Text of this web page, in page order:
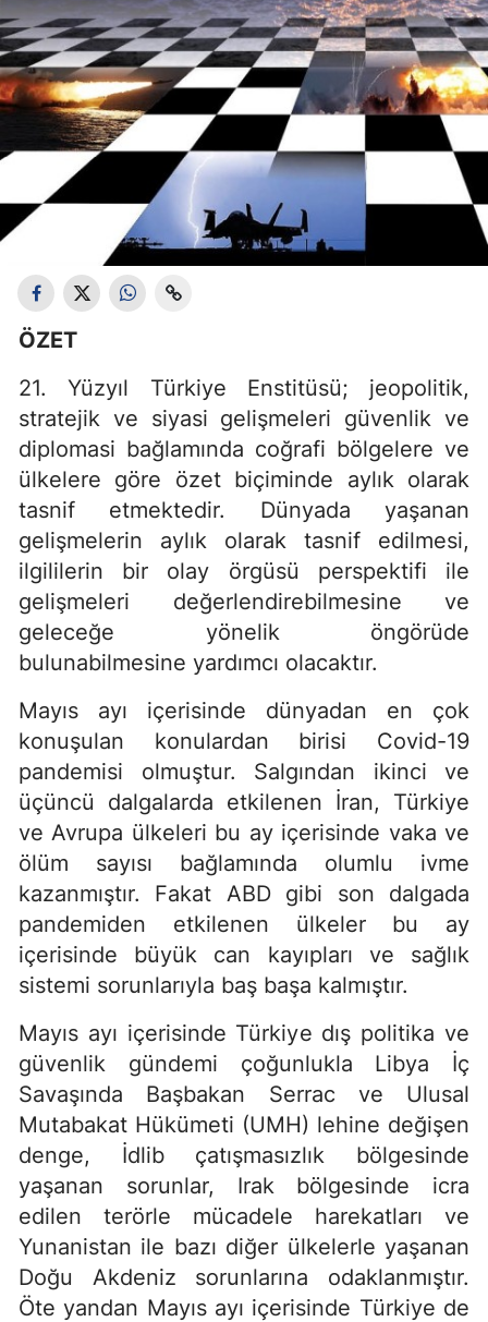
ÖZET
21. Yüzyıl Türkiye Enstitüsü; jeopolitik,
stratejik ve siyasi gelişmeleri güvenlik ve
diplomasi bağlamında coğrafi bölgelere ve
ülkelere göre özet biçiminde aylık olarak
tasnif etmektedir. Dünyada yaşanan
gelişmelerin aylık olarak tasnif edilmesi,
ilgililerin bir olay örgüsü perspektifi ile
gelişmeleri değerlendirebilmesine ve
geleceğe yönelik öngörüde
bulunabilmesine yardımcı olacaktır.
Mayıs ayı içerisinde dünyadan en çok
konuşulan konulardan birisi Covid-19
pandemisi olmuştur. Salgından ikinci ve
üçüncü dalgalarda etkilenen İran, Türkiye
ve Avrupa ülkeleri bu ay içerisinde vaka ve
ölüm sayısı bağlamında olumlu ivme
kazanmıştır. Fakat ABD gibi son dalgada
pandemiden etkilenen ülkeler bu ay
içerisinde büyük can kayıpları ve sağlık
sistemi sorunlarıyla baş başa kalmıştır.
Mayıs ayı içerisinde Türkiye dış politika ve
güvenlik gündemi çoğunlukla Libya İç
Savaşında Başbakan Serrac ve Ulusal
Mutabakat Hükümeti (UMH) lehine değişen
denge, İdlib çatışmasızlık bölgesinde
yaşanan sorunlar, Irak bölgesinde icra
edilen terörle mücadele harekatları ve
Yunanistan ile bazı diğer ülkelerle yaşanan
Doğu Akdeniz sorunlarına odaklanmıştır.
Öte yandan Mayıs ayı içerisinde Türkiye de